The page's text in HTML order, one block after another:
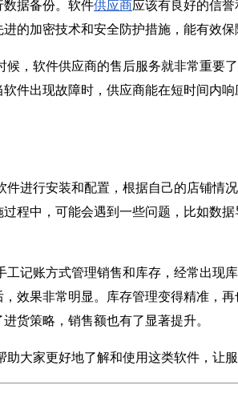
数据备份。软件供应商应该有良好的信誉
的加密技术和安全防护措施，能有效保
候，软件供应商的售后服务就非常重要
件出现故障时，供应商能在短时间内
件进行安装和配置，根据自己的店铺情
程中，可能会遇到一些问题，比如数
工记账方式管理销售和库存，经常出现
效果非常明显。库存管理变得精准，
货策略，销售额也有了显著提升。
大家更好地了解和使用这类软件，让